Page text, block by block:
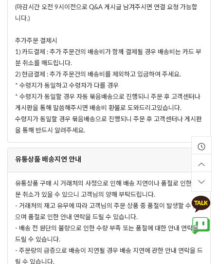
(마감시간 오전 9시이전으로 Q&A 게시글 남겨주시면 연결 요청 가능합
니다.)
추가주문 결제시
1) 카드결제 : 추가 주문건의 배송비가 함께 결제될 경우 배송비는 카드 부
분 취소를 해드립니다.
2) 현금결제 : 추가 주문건의 배송비를 제외하고 입금하여 주세요.
* 수령지가 동일하고 수령자가 다를 경우
* 수령지가 동일할 경우 자동 묶음배송으로 진행되니 주문 후 고객센터나
게시판을 통해 말씀해주시면 배송비 환불로 도와드리고있습니다.
수령지가 동일할 경우 묶음배송으로 진행되니 주문 후 고객센터나 게시판
을 통해 반드시 알려주세요.
유통상품 배송지연 안내
유통상품 구매 시 거래처의 사정으로 인해 배송 지연이나 품절로 인한 주
문 취소가 있을 수 있으니 고객님의 양해 부탁드립니다.
- 거래처의 재고 유무에 따라 고객님의 주문 상품 중 품절이 발생할 수 있
으며 품절로 인한 안내 연락을 드릴 수 있습니다.
- 배송 전 원단의 불량으로 인한 수량 부족 또는 품절에 대한 안내 연락을
드릴 수 있습니다.
- 주문량의 급증으로 배송이 지연될 경우 배송 지연에 관한 안내 연락을 드
릴 수 있습니다.